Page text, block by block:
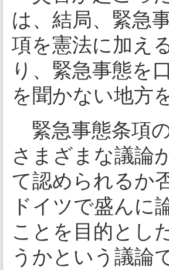
は、結局、緊急
項を憲法に加え
り、緊急事態を
を聞かない地方
緊急事態条項
さまざまな議論
て認められるか
ドイツで盛んに
ことを目的とし
うかという議論